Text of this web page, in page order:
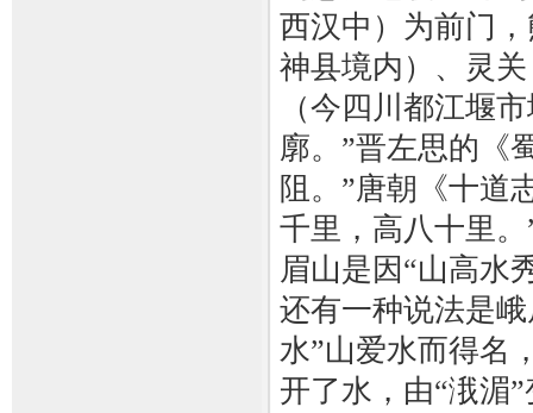
西汉中）为前门
神县境内）、灵
（今四川都江堰
廓。”晋左思的《
阻。”唐朝《十道
千里，高八十里
眉山是因“山高水
还有一种说法是
水”山爱水而得名
开了水，由“涐湄